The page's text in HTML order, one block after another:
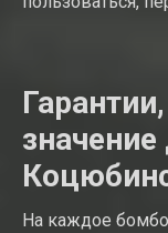
На каждое